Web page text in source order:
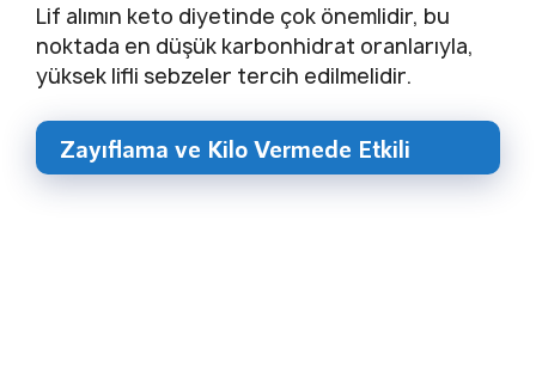
Lif alımın keto diyetinde çok önemlidir, bu
noktada en düşük karbonhidrat oranlarıyla,
yüksek lifli sebzeler tercih edilmelidir.
Zayıflama ve Kilo Vermede Etkili